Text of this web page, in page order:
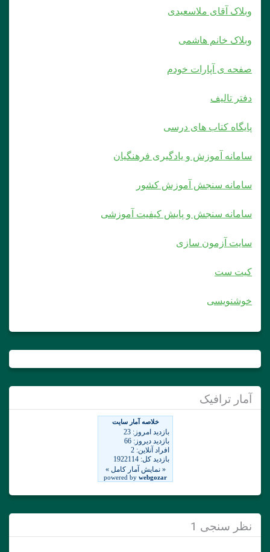
وبلاک آقای ملاسعیدی
وبلاک خانم هاشمی
صفحه ی آپارات خودم
دفتر تالیف
پایگاه کتاب های درسی
سامانه آموزش و یادگیری فرهنگیان
سامانه سنجش آموزش کشور
سامانه سنجش و پایش کیفیت آموزشی
سایت آزمون سازی
کیت ست
خوشنویسی
آمار ترافیک
نظر سنجی 1